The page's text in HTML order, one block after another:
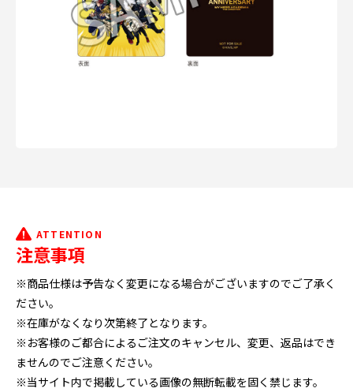
ATTENTION
注意事項
※商品仕様は予告なく変更になる場合がございますのでご了承く
ださい。
※在庫がなくなり次第終了となります。
※お客様のご都合によるご注文のキャンセル、変更、返品はでき
ませんのでご注意ください。
※当サイト内で掲載している画像の無断転載を固く禁じます。